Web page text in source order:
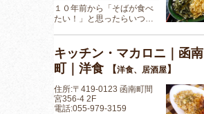
１０年前から「そばが食べ
たい！」と思ったらいつ…
キッチン・マカロニ｜函南
町｜洋食
【洋食、居酒屋】
住所:〒419-0123 函南町間
宮356-4 2F
電話:055-979-3159